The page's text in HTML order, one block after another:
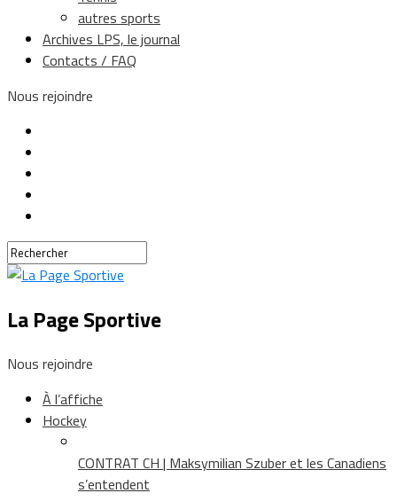
autres sports
Archives LPS, le journal
Contacts / FAQ
Nous rejoindre
La Page Sportive
Nous rejoindre
À l’affiche
Hockey
CONTRAT CH | Maksymilian Szuber et les Canadiens
s’entendent